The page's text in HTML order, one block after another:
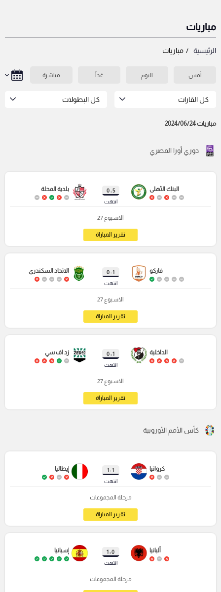
مباريات
الرئيسية مباريات
أمس اليوم غداً مباشرة
كل القارات كل البطولات
مباريات 2024/06/24
دوري أورا المصري
البنك الأهلى
5 : 0
انتهت
بلدية المحلة
الاسبوع 27
تقرير المباراة
فاركو
1 : 0
انتهت
الاتحاد السكندري
الاسبوع 27
تقرير المباراة
الداخلية
1 : 0
انتهت
زد اف سي
الاسبوع 27
تقرير المباراة
كأس الأمم الأوروبية
كرواتيا
1 : 1
انتهت
إيطاليا
مرحلة المجموعات
تقرير المباراة
ألبانيا
0 : 1
انتهت
إسبانيا
مرحلة المجموعات